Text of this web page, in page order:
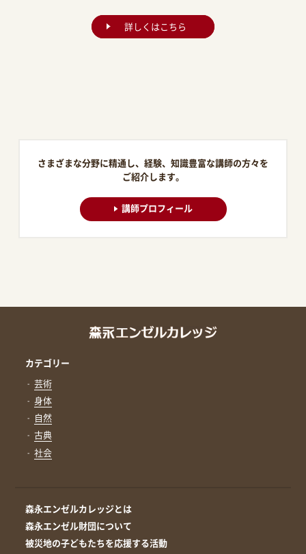
詳しくはこちら
さまざまな分野に精通し、経験、知識豊富な講師の方々を
ご紹介します。
講師プロフィール
カテゴリー
芸術
身体
自然
古典
社会
森永エンゼルカレッジとは
森永エンゼル財団について
被災地の子どもたちを応援する活動